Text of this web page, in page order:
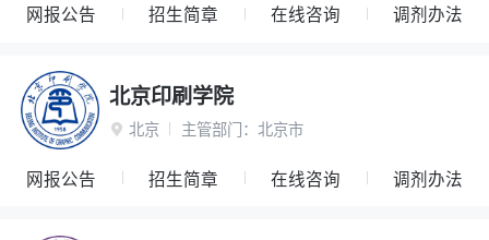
网报公告 招生简章 在线咨询 调剂办法
北京印刷学院
 北京 主管部门： 北京市
网报公告 招生简章 在线咨询 调剂办法